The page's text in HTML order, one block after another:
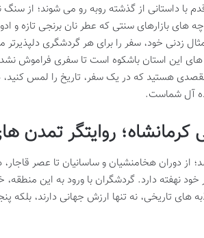
با داستانی از گذشته روبه رو می شوند؛ از
های بازارهای سنتی که عطر نان برنجی تازه و
زدنی خود، سفر را برای هر گردشگری دلپذیرتر
این استان باشکوه است تا سفری فراموش
هستید که در یک سفر، تاریخ را لمس
آل شماست.
کرمانشاه؛ روایتگر تمدن
از دوران هخامنشیان و ساسانیان تا عصر
نهفته دارد. گردشگران با ورود به این منطقه،
های تاریخی، نه تنها ارزش جهانی دارند، بلکه